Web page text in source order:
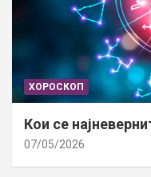
ХОРОСКОП
Кои се
07/05/2026